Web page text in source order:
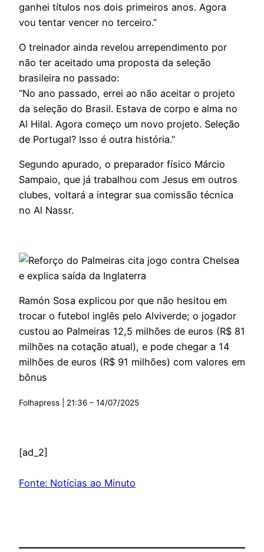
ganhei títulos nos dois primeiros anos. Agora
vou tentar vencer no terceiro.”
O treinador ainda revelou arrependimento por
não ter aceitado uma proposta da seleção
brasileira no passado:
“No ano passado, errei ao não aceitar o projeto
da seleção do Brasil. Estava de corpo e alma no
Al Hilal. Agora começo um novo projeto. Seleção
de Portugal? Isso é outra história.”
Segundo apurado, o preparador físico Márcio
Sampaio, que já trabalhou com Jesus em outros
clubes, voltará a integrar sua comissão técnica
no Al Nassr.
Ramón Sosa explicou por que não hesitou em
trocar o futebol inglês pelo Alviverde; o jogador
custou ao Palmeiras 12,5 milhões de euros (R$ 81
milhões na cotação atual), e pode chegar a 14
milhões de euros (R$ 91 milhões) com valores em
bônus
Folhapress | 21:36 – 14/07/2025
[ad_2]
Fonte: Notícias ao Minuto